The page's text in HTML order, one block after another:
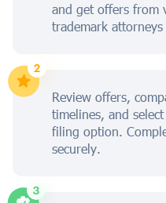
and get offers from
trademark attorneys
Review offers,
timelines, and
filing option.
securely.